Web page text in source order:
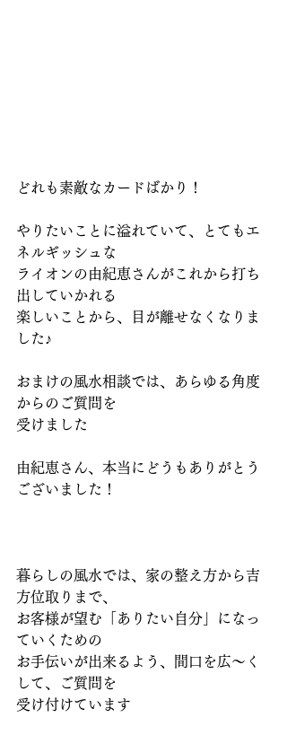
どれも素敵なカードばかり！
やりたいことに溢れていて、とてもエ
ネルギッシュな
ライオンの由紀恵さんがこれから打ち
出していかれる
楽しいことから、目が離せなくなりま
した♪
おまけの風水相談では、あらゆる角度
からのご質問を
受けました
由紀恵さん、本当にどうもありがとう
ございました！
暮らしの風水では、家の整え方から吉
方位取りまで、
お客様が望む「ありたい自分」になっ
ていくための
お手伝いが出来るよう、間口を広～く
して、ご質問を
受け付けています